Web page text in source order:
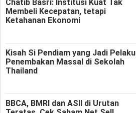
Chatib Basri: Institusi Kuat Tak
Membeli Kecepatan, tetapi
Ketahanan Ekonomi
Kisah Si Pendiam yang Jadi Pelaku
Penembakan Massal di Sekolah
Thailand
BBCA, BMRI dan ASII di Urutan